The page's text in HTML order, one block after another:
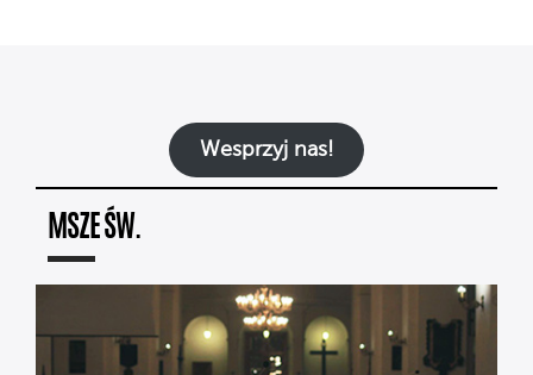
Wesprzyj nas!
MSZE ŚW.